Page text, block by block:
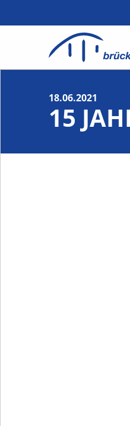
18.06.2021
15